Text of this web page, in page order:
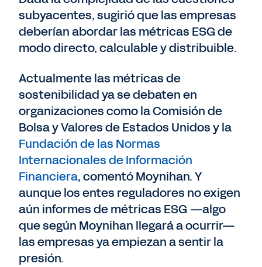
subyacentes, sugirió que las empresas
deberían abordar las métricas ESG de
modo directo, calculable y distribuible.
Actualmente las métricas de
sostenibilidad ya se debaten en
organizaciones como la Comisión de
Bolsa y Valores de Estados Unidos y la
Fundación de las Normas
Internacionales de Información
Financiera, comentó Moynihan. Y
aunque los entes reguladores no exigen
aún informes de métricas ESG —algo
que según Moynihan llegará a ocurrir—
las empresas ya empiezan a sentir la
presión.